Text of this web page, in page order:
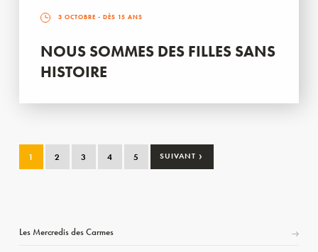
3 OCTOBRE - DÈS 15 ANS
NOUS SOMMES DES FILLES SANS
HISTOIRE
1 2 3 4 5 SUIVANT ›
Les Mercredis des Carmes